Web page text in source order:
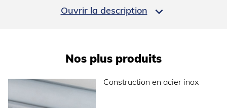
Ouvrir la description 
Dimensions extérieures (LxPxH) (mm) 520x450x750
Nos plus produits
Construction en acier inox